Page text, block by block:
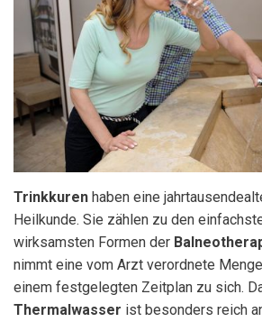
Trinkkuren haben eine
Heilkunde. Sie zählen zu den
wirksamsten Formen der
nimmt eine vom Arzt verordnete
einem festgelegten Zeitplan zu sich.
Thermalwasser ist besonders reich